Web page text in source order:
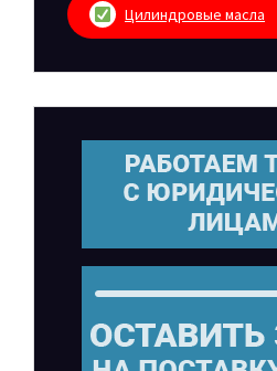
Цилиндровые масла